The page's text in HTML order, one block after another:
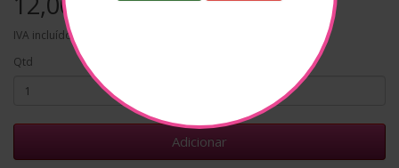
IVA incluído
Qtd
Adicionar